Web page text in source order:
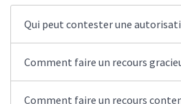
Qui peut contester une
Comment faire un recours
Comment faire un recours